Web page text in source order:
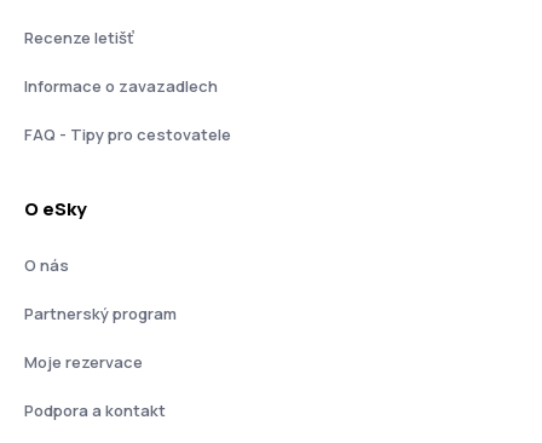
Recenze letišť
Informace o zavazadlech
FAQ - Tipy pro cestovatele
O eSky
O nás
Partnerský program
Moje rezervace
Podpora a kontakt